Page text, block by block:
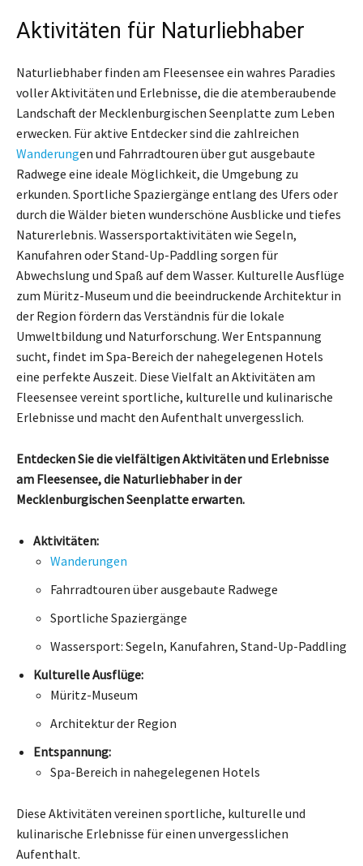
Aktivitäten für Naturliebhaber
Naturliebhaber finden am Fleesensee ein wahres Paradies
voller Aktivitäten und Erlebnisse, die die atemberaubende
Landschaft der Mecklenburgischen Seenplatte zum Leben
erwecken. Für aktive Entdecker sind die zahlreichen
Wanderungen und Fahrradtouren über gut ausgebaute
Radwege eine ideale Möglichkeit, die Umgebung zu
erkunden. Sportliche Spaziergänge entlang des Ufers oder
durch die Wälder bieten wunderschöne Ausblicke und tiefes
Naturerlebnis. Wassersportaktivitäten wie Segeln,
Kanufahren oder Stand-Up-Paddling sorgen für
Abwechslung und Spaß auf dem Wasser. Kulturelle Ausflüge
zum Müritz-Museum und die beeindruckende Architektur in
der Region fördern das Verständnis für die lokale
Umweltbildung und Naturforschung. Wer Entspannung
sucht, findet im Spa-Bereich der nahegelegenen Hotels
eine perfekte Auszeit. Diese Vielfalt an Aktivitäten am
Fleesensee vereint sportliche, kulturelle und kulinarische
Erlebnisse und macht den Aufenthalt unvergesslich.
Entdecken Sie die vielfältigen Aktivitäten und Erlebnisse
am Fleesensee, die Naturliebhaber in der
Mecklenburgischen Seenplatte erwarten.
Aktivitäten:
Wanderungen
Fahrradtouren über ausgebaute Radwege
Sportliche Spaziergänge
Wassersport: Segeln, Kanufahren, Stand-Up-Paddling
Kulturelle Ausflüge:
Müritz-Museum
Architektur der Region
Entspannung:
Spa-Bereich in nahegelegenen Hotels
Diese Aktivitäten vereinen sportliche, kulturelle und
kulinarische Erlebnisse für einen unvergesslichen
Aufenthalt.